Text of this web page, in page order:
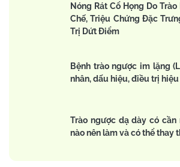
Nóng Rát Cổ Họng Do
Chế, Triệu Chứng Đặc
Trị Dứt Điểm
Bệnh trào ngược im lặng
nhân, dấu hiệu, điều trị
Trào ngược dạ dày có cần
nào nên làm và có thể thay